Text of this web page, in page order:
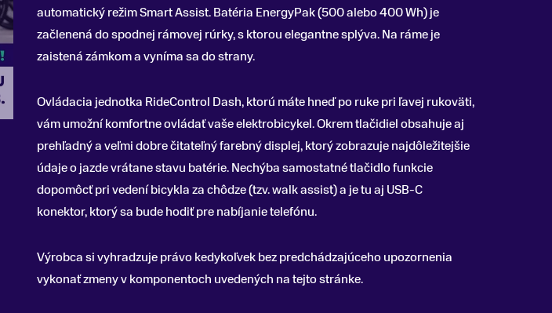
automatický režim Smart Assist. Batéria EnergyPak (500 alebo 400 Wh) je
začlenená do spodnej rámovej rúrky, s ktorou elegantne splýva. Na ráme je
zaistená zámkom a vyníma sa do strany.
Ovládacia jednotka RideControl Dash, ktorú máte hneď po ruke pri ľavej rukoväti,
vám umožní komfortne ovládať vaše elektrobicykel. Okrem tlačidiel obsahuje aj
prehľadný a veľmi dobre čitateľný farebný displej, ktorý zobrazuje najdôležitejšie
údaje o jazde vrátane stavu batérie. Nechýba samostatné tlačidlo funkcie
dopomôcť pri vedení bicykla za chôdze (tzv. walk assist) a je tu aj USB-C
konektor, ktorý sa bude hodiť pre nabíjanie telefónu.
Výrobca si vyhradzuje právo kedykoľvek bez predchádzajúceho upozornenia
vykonať zmeny v komponentoch uvedených na tejto stránke.